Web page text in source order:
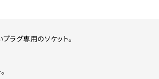
ラグ専用のソケット。